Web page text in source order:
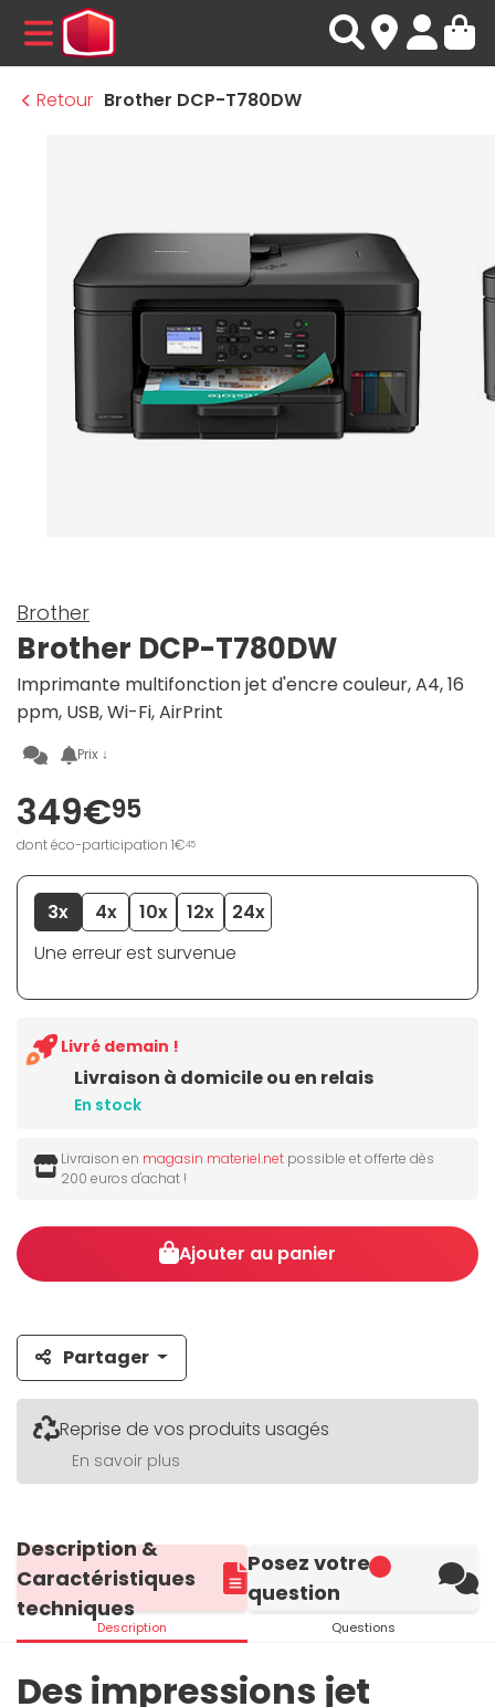
MENU
Retour Brother DCP-T780DW
Brother
Brother DCP-T780DW
Imprimante multifonction jet d'encre couleur, A4, 16
ppm, USB, Wi-Fi, AirPrint
Prix ↓
349€95
dont éco-participation 1€45
3x 4x 10x 12x
24x
Une erreur est survenue
Livraison à domicile ou en relais
En stock
Livré demain !
Livraison en magasin materiel.net possible et offerte dès
200 euros d'achat !
Ajouter au panier
Partager
Reprise de vos produits usagés
En savoir plus
Description &
Caractéristiques
techniques
Description
Posez votre
question
Questions
Des impressions jet